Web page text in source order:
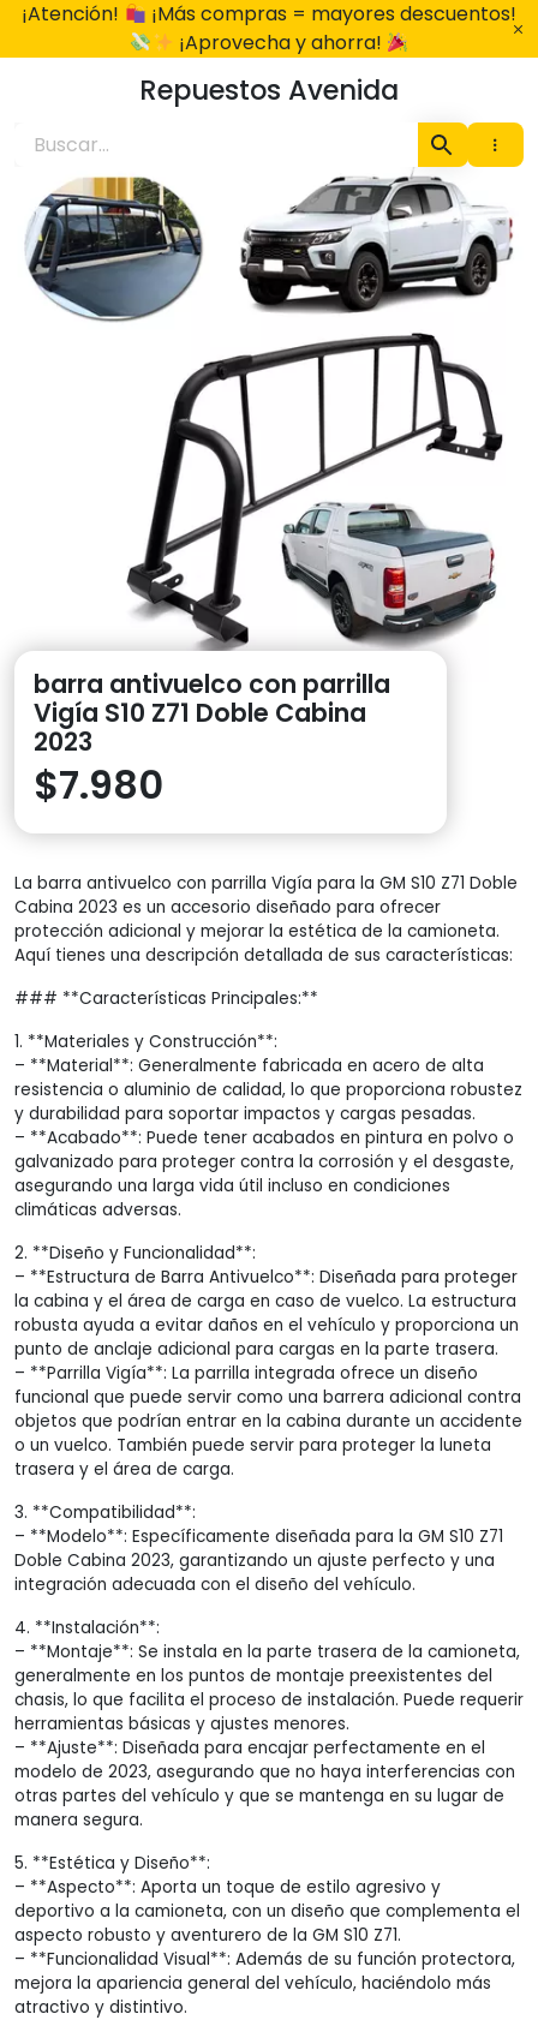
¡Atención!
¡Más compras = mayores descuentos!
¡Aprovecha y ahorra!
Repuestos Avenida
barra antivuelco con parrilla
Vigía S10 Z71 Doble Cabina
2023
$7.980
La barra antivuelco con parrilla Vigía para la GM S10 Z71 Doble
Cabina 2023 es un accesorio diseñado para ofrecer
protección adicional y mejorar la estética de la camioneta.
Aquí tienes una descripción detallada de sus características:
### **Características Principales:**
1. **Materiales y Construcción**:
– **Material**: Generalmente fabricada en acero de alta
resistencia o aluminio de calidad, lo que proporciona robustez
y durabilidad para soportar impactos y cargas pesadas.
– **Acabado**: Puede tener acabados en pintura en polvo o
galvanizado para proteger contra la corrosión y el desgaste,
asegurando una larga vida útil incluso en condiciones
climáticas adversas.
2. **Diseño y Funcionalidad**:
– **Estructura de Barra Antivuelco**: Diseñada para proteger
la cabina y el área de carga en caso de vuelco. La estructura
robusta ayuda a evitar daños en el vehículo y proporciona un
punto de anclaje adicional para cargas en la parte trasera.
– **Parrilla Vigía**: La parrilla integrada ofrece un diseño
funcional que puede servir como una barrera adicional contra
objetos que podrían entrar en la cabina durante un accidente
o un vuelco. También puede servir para proteger la luneta
trasera y el área de carga.
3. **Compatibilidad**:
– **Modelo**: Específicamente diseñada para la GM S10 Z71
Doble Cabina 2023, garantizando un ajuste perfecto y una
integración adecuada con el diseño del vehículo.
4. **Instalación**:
– **Montaje**: Se instala en la parte trasera de la camioneta,
generalmente en los puntos de montaje preexistentes del
chasis, lo que facilita el proceso de instalación. Puede requerir
herramientas básicas y ajustes menores.
– **Ajuste**: Diseñada para encajar perfectamente en el
modelo de 2023, asegurando que no haya interferencias con
otras partes del vehículo y que se mantenga en su lugar de
manera segura.
5. **Estética y Diseño**:
– **Aspecto**: Aporta un toque de estilo agresivo y
deportivo a la camioneta, con un diseño que complementa el
aspecto robusto y aventurero de la GM S10 Z71.
– **Funcionalidad Visual**: Además de su función protectora,
mejora la apariencia general del vehículo, haciéndolo más
atractivo y distintivo.